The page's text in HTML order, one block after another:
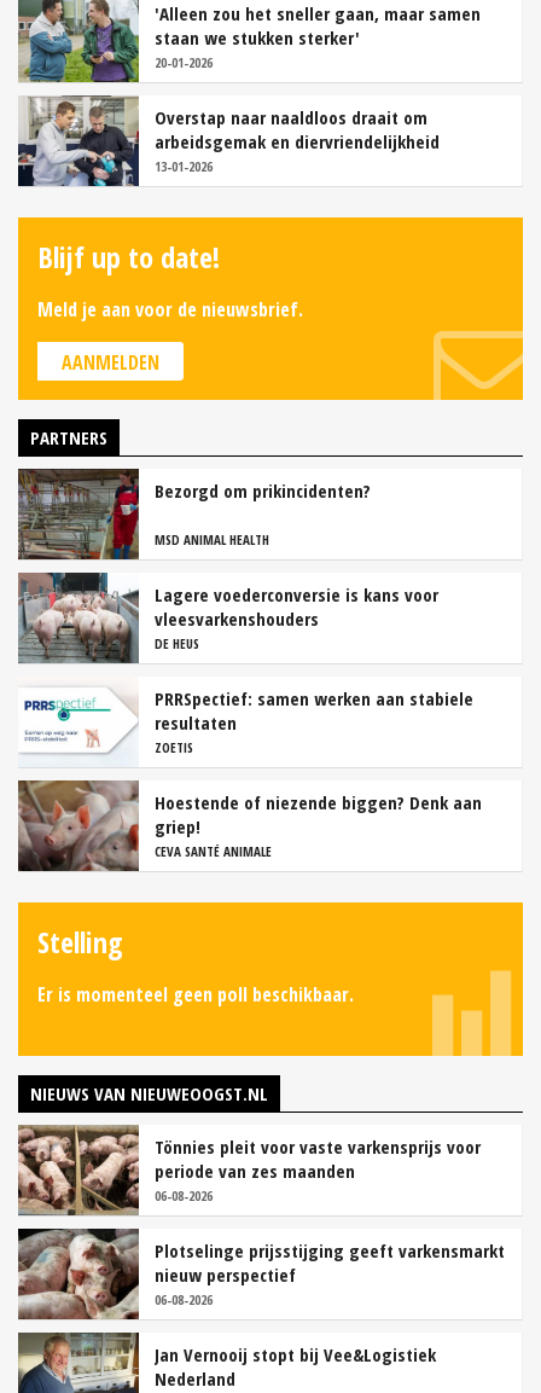
'Alleen zou het sneller gaan, maar samen
staan we stukken sterker'
20-01-2026
Overstap naar naaldloos draait om
arbeidsgemak en diervriendelijkheid
13-01-2026
Blijf up to date!
Meld je aan voor de nieuwsbrief.
AANMELDEN
PARTNERS
Bezorgd om prikincidenten?
MSD ANIMAL HEALTH
Lagere voederconversie is kans voor
vleesvarkenshouders
DE HEUS
PRRSpectief: samen werken aan stabiele
resultaten
ZOETIS
Hoestende of niezende biggen? Denk aan
griep!
CEVA SANTÉ ANIMALE
Stelling
Er is momenteel geen poll beschikbaar.
NIEUWS VAN NIEUWEOOGST.NL
Tönnies pleit voor vaste varkensprijs voor
periode van zes maanden
06-08-2026
Plotselinge prijsstijging geeft varkensmarkt
nieuw perspectief
06-08-2026
Jan Vernooij stopt bij Vee&Logistiek
Nederland